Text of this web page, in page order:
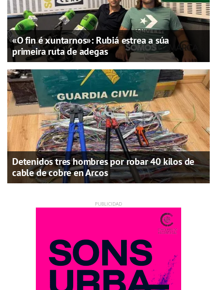
«O fin é xuntarnos»: Rubiá estrea a súa
primeira ruta de adegas
Detenidos tres hombres por robar 40 kilos de
cable de cobre en Arcos